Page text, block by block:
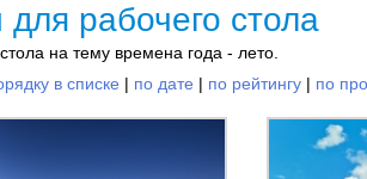
рабочего стола
на тему времена года - лето.
в списке | по дате | по рейтингу | по